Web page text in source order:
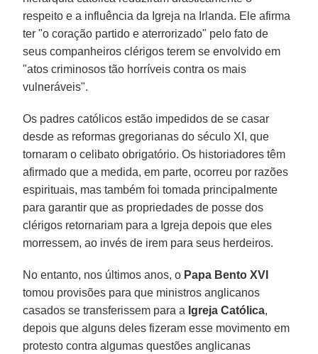
respeito e a influência da Igreja na Irlanda. Ele afirma
ter "o coração partido e aterrorizado" pelo fato de
seus companheiros clérigos terem se envolvido em
"atos criminosos tão horríveis contra os mais
vulneráveis".
Os padres católicos estão impedidos de se casar
desde as reformas gregorianas do século XI, que
tornaram o celibato obrigatório. Os historiadores têm
afirmado que a medida, em parte, ocorreu por razões
espirituais, mas também foi tomada principalmente
para garantir que as propriedades de posse dos
clérigos retornariam para a Igreja depois que eles
morressem, ao invés de irem para seus herdeiros.
No entanto, nos últimos anos, o Papa Bento XVI
tomou provisões para que ministros anglicanos
casados se transferissem para a Igreja Católica,
depois que alguns deles fizeram esse movimento em
protesto contra algumas questões anglicanas